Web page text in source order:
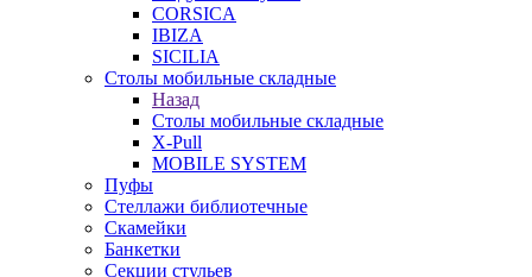
CORSICA
IBIZA
SICILIA
Столы мобильные складные
Назад
Столы мобильные складные
X-Pull
MOBILE SYSTEM
Пуфы
Стеллажи библиотечные
Скамейки
Банкетки
Секции стульев